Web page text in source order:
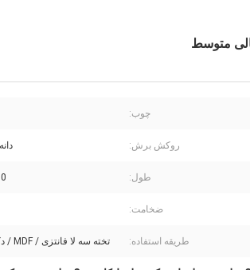
چوب:
روکش برش:
طول:
ضخامت:
طریقه استفاده: تخته سه لا فانتزی / MDF / دکوراسیون داخلی